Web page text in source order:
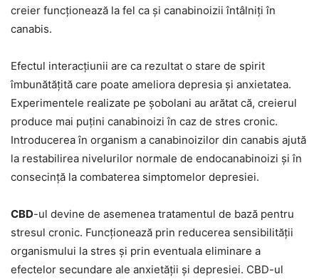
creier funcționează la fel ca și canabinoizii întâlniți în
canabis.
Efectul interacțiunii are ca rezultat o stare de spirit
îmbunătățită care poate ameliora depresia și anxietatea.
Experimentele realizate pe șobolani au arătat că, creierul
produce mai puțini canabinoizi în caz de stres cronic.
Introducerea în organism a canabinoizilor din canabis ajută
la restabilirea nivelurilor normale de endocanabinoizi și în
consecință la combaterea simptomelor depresiei.
CBD-ul devine de asemenea tratamentul de bază pentru
stresul cronic. Funcționează prin reducerea sensibilității
organismului la stres și prin eventuala eliminare a
efectelor secundare ale anxietății și depresiei. CBD-ul